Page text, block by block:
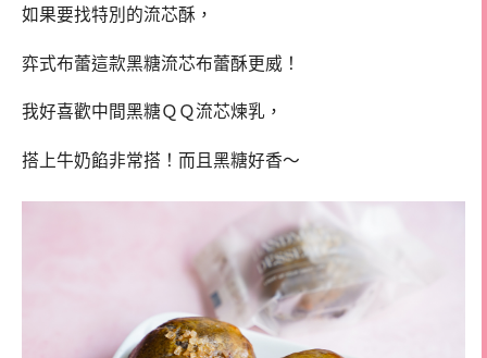
如果要找特別的流芯酥，
弈式布蕾這款黑糖流芯布蕾酥更威！
我好喜歡中間黑糖ＱＱ流芯煉乳，
搭上牛奶餡非常搭！而且黑糖好香～